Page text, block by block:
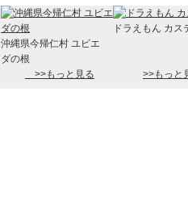
沖縄県今帰仁村 ユビエ
ダの根
ドラえもん カス
>>もっと見る >>もっと